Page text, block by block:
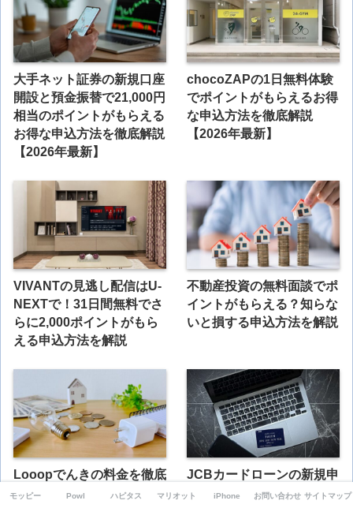
大手ネット証券の新規口座
開設と預金振替で21,000円
相当のポイントがもらえる
お得な申込方法を徹底解説
【2026年最新】
chocoZAPの1日無料体験
でポイントがもらえるお得
な申込方法を徹底解説
【2026年最新】
VIVANTの見逃し配信はU-
NEXTで！31日間無料でさ
らに2,000ポイントがもら
える申込方法を解説
不動産投資の無料面談でポ
イントがもらえる？知らな
いと損する申込方法を解説
Looopでんきの料金を徹底
解説｜市場連動型の注意点
JCBカードローンの新規申
込と借入予約で20,000円相
モッピー Powl ハピタス マリオット iPhone お問い合わせ サイトマップ